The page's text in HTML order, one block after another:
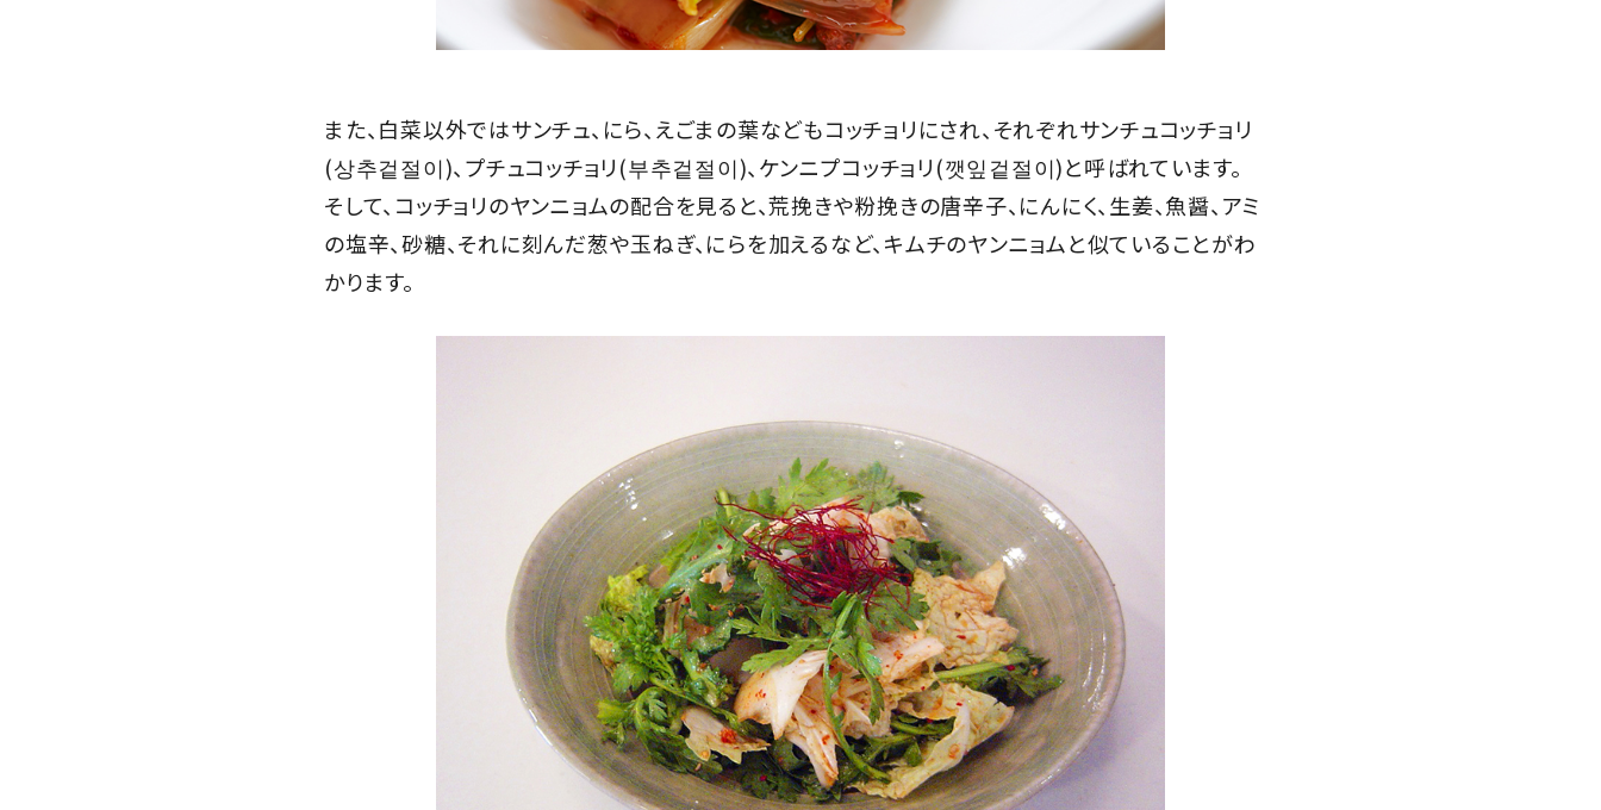
また、白菜以外ではサンチュ、にら、えごまの葉などもコッチョリにされ、それぞれサンチュコッチョリ
(상추겉절이)、プチュコッチョリ(부추겉절이)、ケンニプコッチョリ(깻잎겉절이)と呼ばれています。
そして、コッチョリのヤンニョムの配合を見ると、荒挽きや粉挽きの唐辛子、にんにく、生姜、魚醤、アミ
の塩辛、砂糖、それに刻んだ葱や玉ねぎ、にらを加えるなど、キムチのヤンニョムと似ていることがわ
かります。